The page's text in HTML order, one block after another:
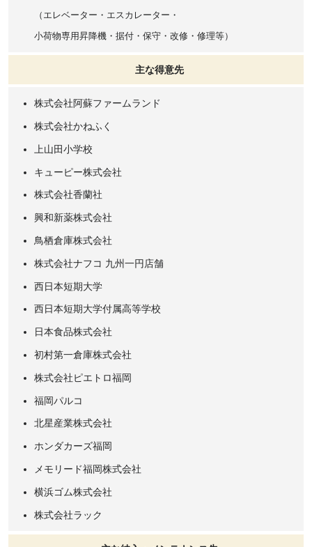
（エレベーター・エスカレーター・
小荷物専用昇降機・据付・保守・改修・修理等）
主な得意先
株式会社阿蘇ファームランド
株式会社かねふく
上山田小学校
キューピー株式会社
株式会社香蘭社
興和新薬株式会社
鳥栖倉庫株式会社
株式会社ナフコ 九州一円店舗
西日本短期大学
西日本短期大学付属高等学校
日本食品株式会社
初村第一倉庫株式会社
株式会社ピエトロ福岡
福岡パルコ
北星産業株式会社
ホンダカーズ福岡
メモリード福岡株式会社
横浜ゴム株式会社
株式会社ラック